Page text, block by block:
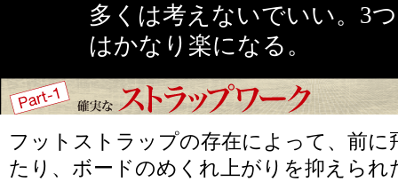
多くは考えないでいい。3
はかなり楽になる。
フットストラップの存在によって、前
たり、ボードのめくれ上がりを抑えられ